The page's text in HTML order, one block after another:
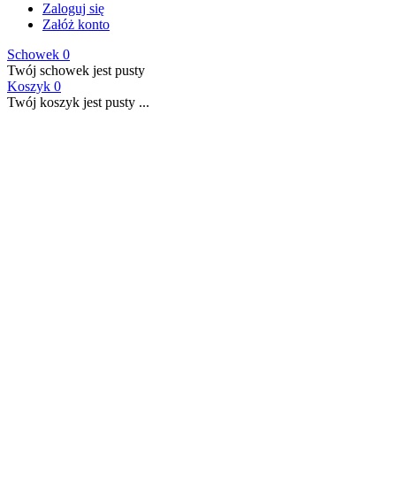
Zaloguj się
Załóż konto
Schowek 0
Twój schowek jest pusty
Koszyk 0
Twój koszyk jest pusty ...